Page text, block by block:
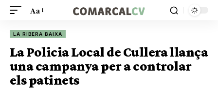
Aa
LA RIBERA BAIXA
La Policia Local de Cullera llança
una campanya per a controlar
els patinets